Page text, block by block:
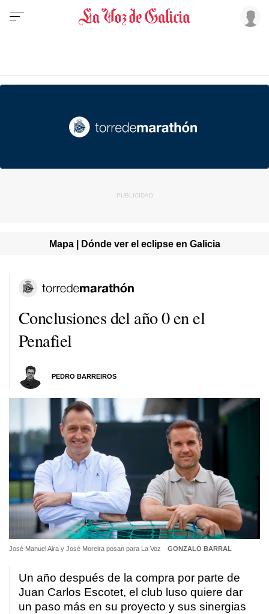
Mapa | Dónde ver el eclipse en Galicia
Conclusiones del año 0 en el
Penafiel
PEDRO BARREIROS
José Manuel Aira y José Moreira posan para La Voz GONZALO BARRAL
Un año después de la compra por parte de
Juan Carlos Escotet, el club luso quiere dar
un paso más en su proyecto y sus sinergias